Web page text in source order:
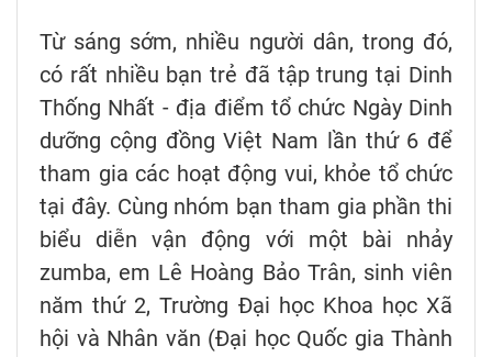
Từ sáng sớm, nhiều người dân, trong đó,
có rất nhiều bạn trẻ đã tập trung tại Dinh
Thống Nhất - địa điểm tổ chức Ngày Dinh
dưỡng cộng đồng Việt Nam lần thứ 6 để
tham gia các hoạt động vui, khỏe tổ chức
tại đây. Cùng nhóm bạn tham gia phần thi
biểu diễn vận động với một bài nhảy
zumba, em Lê Hoàng Bảo Trân, sinh viên
năm thứ 2, Trường Đại học Khoa học Xã
hội và Nhân văn (Đại học Quốc gia Thành